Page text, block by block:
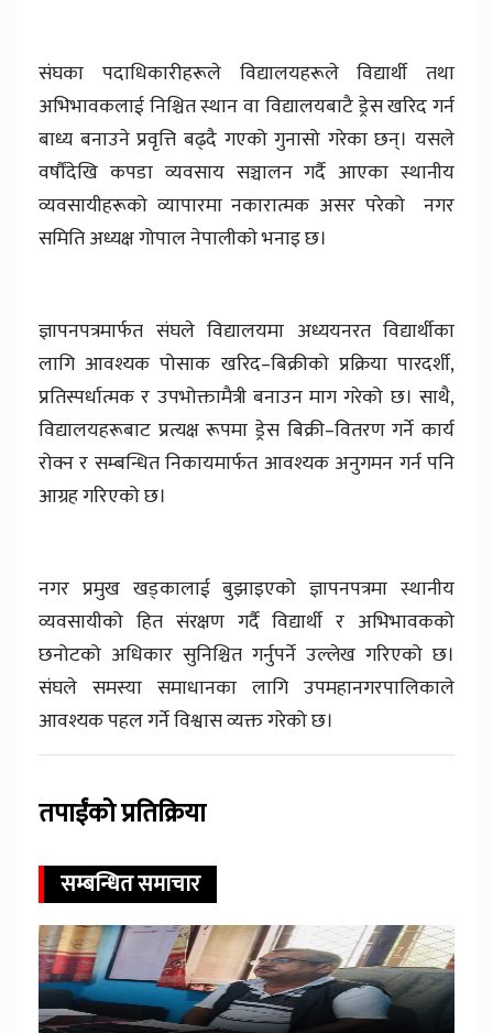
संघका पदाधिकारीहरूले विद्यालयहरूले विद्यार्थी तथा
अभिभावकलाई निश्चित स्थान वा विद्यालयबाटै ड्रेस खरिद गर्न
बाध्य बनाउने प्रवृत्ति बढ्दै गएको गुनासो गरेका छन्। यसले
वर्षौंदेखि कपडा व्यवसाय सञ्चालन गर्दै आएका स्थानीय
व्यवसायीहरूको व्यापारमा नकारात्मक असर परेको नगर
समिति अध्यक्ष गोपाल नेपालीकाे भनाइ छ।
ज्ञापनपत्रमार्फत संघले विद्यालयमा अध्ययनरत विद्यार्थीका
लागि आवश्यक पोसाक खरिद–बिक्रीको प्रक्रिया पारदर्शी,
प्रतिस्पर्धात्मक र उपभोक्तामैत्री बनाउन माग गरेको छ। साथै,
विद्यालयहरूबाट प्रत्यक्ष रूपमा ड्रेस बिक्री–वितरण गर्ने कार्य
रोक्न र सम्बन्धित निकायमार्फत आवश्यक अनुगमन गर्न पनि
आग्रह गरिएको छ।
नगर प्रमुख खड्कालाई बुझाइएको ज्ञापनपत्रमा स्थानीय
व्यवसायीको हित संरक्षण गर्दै विद्यार्थी र अभिभावकको
छनोटको अधिकार सुनिश्चित गर्नुपर्ने उल्लेख गरिएको छ।
संघले समस्या समाधानका लागि उपमहानगरपालिकाले
आवश्यक पहल गर्ने विश्वास व्यक्त गरेको छ।
तपाईंको प्रतिक्रिया
सम्बन्धित समाचार